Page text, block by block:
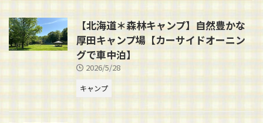
【北海道＊森林キャンプ】自然豊かな
厚田キャンプ場【カーサイドオーニン
グで車中泊】
2026/5/28
キャンプ